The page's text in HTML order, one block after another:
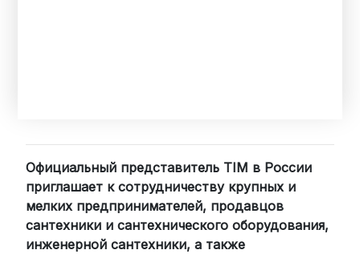
Официальный представитель TIM в России
приглашает к сотрудничеству крупных и
мелких предпринимателей, продавцов
сантехники и сантехнического оборудования,
инженерной сантехники, а также